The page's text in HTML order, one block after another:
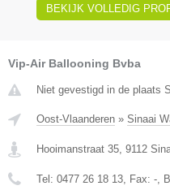
BEKIJK VOLLEDIG
Vip-Air Ballooning Bvba
Niet gevestigd in de plaats
Oost-Vlaanderen » Sinaai
Hooimanstraat 35, 9112
Tel: 0477 26 18 13, Fax: -,